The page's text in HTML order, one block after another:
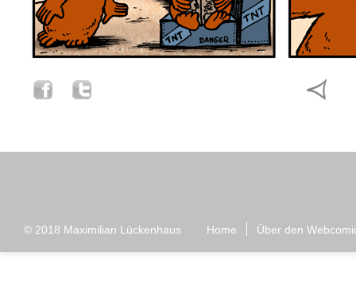
© 2018 Maximilian Lückenhaus Home Über den